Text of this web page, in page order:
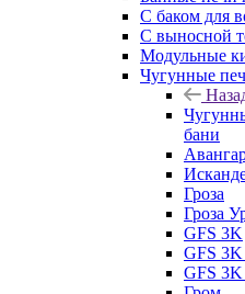
С баком для
С выносной
Модульные
Чугунные
бани
Гроза
Гроза
GFS 3K
GFS 3K
GFS 3K